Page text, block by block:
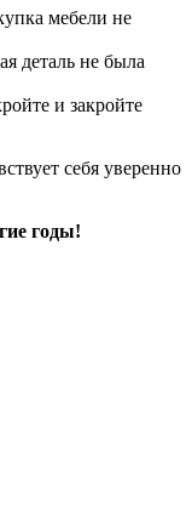
мебели не
деталь не была
и закройте
себя уверенно
годы!